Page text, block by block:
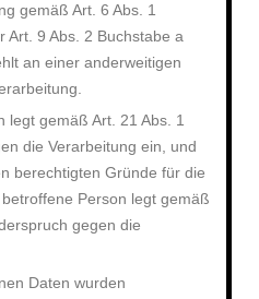
gemäß Art. 6 Abs. 1
Art. 9 Abs. 2 Buchstabe a
an einer anderweitigen
legt gemäß Art. 21 Abs. 1
die Verarbeitung ein, und
berechtigten Gründe für die
Person legt gemäß
gegen die
Daten wurden